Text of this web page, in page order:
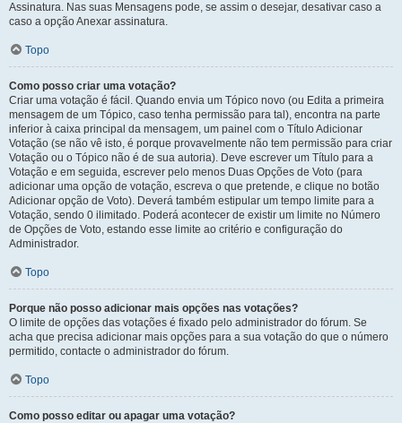
Assinatura. Nas suas Mensagens pode, se assim o desejar, desativar caso a
caso a opção Anexar assinatura.
Topo
Como posso criar uma votação?
Criar uma votação é fácil. Quando envia um Tópico novo (ou Edita a primeira
mensagem de um Tópico, caso tenha permissão para tal), encontra na parte
inferior à caixa principal da mensagem, um painel com o Título Adicionar
Votação (se não vê isto, é porque provavelmente não tem permissão para criar
Votação ou o Tópico não é de sua autoria). Deve escrever um Título para a
Votação e em seguida, escrever pelo menos Duas Opções de Voto (para
adicionar uma opção de votação, escreva o que pretende, e clique no botão
Adicionar opção de Voto). Deverá também estipular um tempo limite para a
Votação, sendo 0 ilimitado. Poderá acontecer de existir um limite no Número
de Opções de Voto, estando esse limite ao critério e configuração do
Administrador.
Topo
Porque não posso adicionar mais opções nas votações?
O limite de opções das votações é fixado pelo administrador do fórum. Se
acha que precisa adicionar mais opções para a sua votação do que o número
permitido, contacte o administrador do fórum.
Topo
Como posso editar ou apagar uma votação?